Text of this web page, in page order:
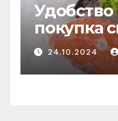
Удобство
покупка
рыбы
24.10.2024